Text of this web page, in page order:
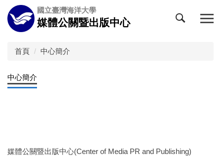
跳
到
主
區
國立臺灣海洋大學
媒體公關暨出版中心
首頁 中心簡介
中心簡介
媒體公關暨出版中心(Center of Media PR and Publishing)